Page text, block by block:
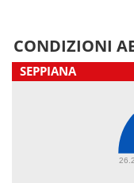
CONDIZIONI
SEPPIANA
26.2